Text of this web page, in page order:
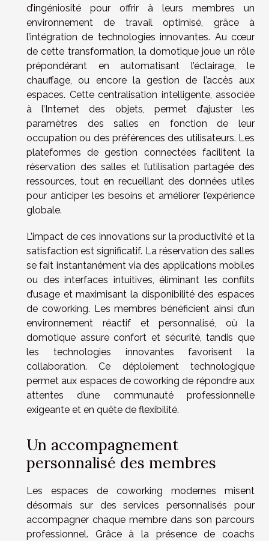
d’ingéniosité pour offrir à leurs membres un
environnement de travail optimisé, grâce à
l’intégration de technologies innovantes. Au cœur
de cette transformation, la domotique joue un rôle
prépondérant en automatisant l’éclairage, le
chauffage, ou encore la gestion de l’accès aux
espaces. Cette centralisation intelligente, associée
à l’Internet des objets, permet d’ajuster les
paramètres des salles en fonction de leur
occupation ou des préférences des utilisateurs. Les
plateformes de gestion connectées facilitent la
réservation des salles et l’utilisation partagée des
ressources, tout en recueillant des données utiles
pour anticiper les besoins et améliorer l’expérience
globale.
L’impact de ces innovations sur la productivité et la
satisfaction est significatif. La réservation des salles
se fait instantanément via des applications mobiles
ou des interfaces intuitives, éliminant les conflits
d’usage et maximisant la disponibilité des espaces
de coworking. Les membres bénéficient ainsi d’un
environnement réactif et personnalisé, où la
domotique assure confort et sécurité, tandis que
les technologies innovantes favorisent la
collaboration. Ce déploiement technologique
permet aux espaces de coworking de répondre aux
attentes d’une communauté professionnelle
exigeante et en quête de flexibilité.
Un accompagnement
personnalisé des membres
Les espaces de coworking modernes misent
désormais sur des services personnalisés pour
accompagner chaque membre dans son parcours
professionnel. Grâce à la présence de coachs